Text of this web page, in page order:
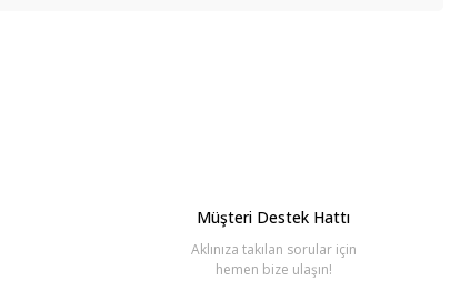
Müşteri Destek Hattı
Aklınıza takılan sorular için
hemen bize ulaşın!